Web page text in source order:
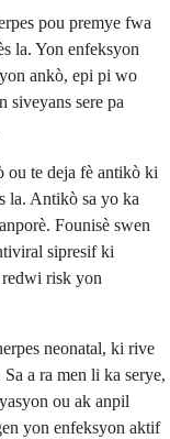
pou premye fwa
la. Yon enfeksyon
ankò, epi pi wo
siveyans sere pa
ou te deja fè antikò ki
la. Antikò sa yo ka
Founisè swen
sipresif ki
redwi risk yon
neonatal, ki rive
a ra men li ka serye,
ou ak anpil
yon enfeksyon aktif